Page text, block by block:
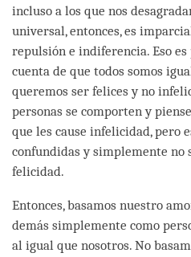
incluso a los que nos
universal, entonces, es
repulsión e indiferencia. Eso es
cuenta de que todos somos
queremos ser felices y no
personas se comporten y
que les cause infelicidad, pero
confundidas y simplemente no
felicidad.
Entonces, basamos nuestro
demás simplemente como
al igual que nosotros. No